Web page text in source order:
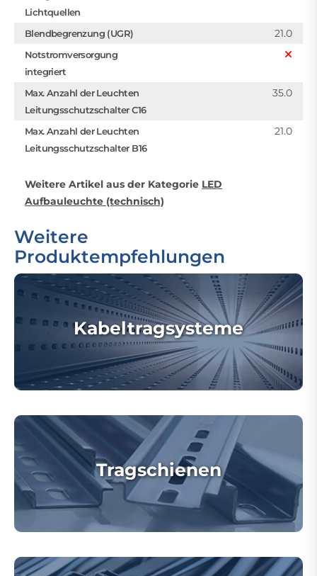
Lichtquellen
Blendbegrenzung (UGR) 21.0
Notstromversorgung
integriert
Max. Anzahl der Leuchten
Leitungsschutzschalter C16
35.0
Max. Anzahl der Leuchten
Leitungsschutzschalter B16
21.0
Weitere Artikel aus der Kategorie LED
Aufbauleuchte (technisch)
Weitere
Produktempfehlungen
Kabeltragsysteme
Tragschienen